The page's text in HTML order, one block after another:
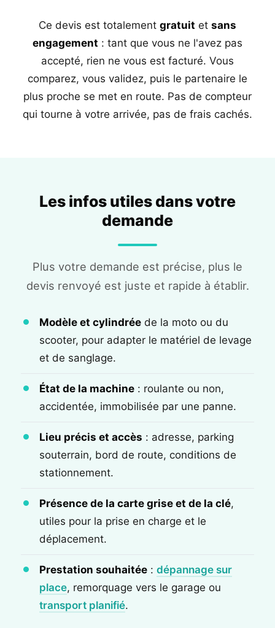
Ce devis est totalement gratuit et sans
engagement : tant que vous ne l'avez pas
accepté, rien ne vous est facturé. Vous
comparez, vous validez, puis le partenaire le
plus proche se met en route. Pas de compteur
qui tourne à votre arrivée, pas de frais cachés.
Les infos utiles dans votre
demande
Plus votre demande est précise, plus le
devis renvoyé est juste et rapide à établir.
Modèle et cylindrée de la moto ou du
scooter, pour adapter le matériel de levage
et de sanglage.
État de la machine : roulante ou non,
accidentée, immobilisée par une panne.
Lieu précis et accès : adresse, parking
souterrain, bord de route, conditions de
stationnement.
Présence de la carte grise et de la clé,
utiles pour la prise en charge et le
déplacement.
Prestation souhaitée : dépannage sur
place, remorquage vers le garage ou
transport planifié.